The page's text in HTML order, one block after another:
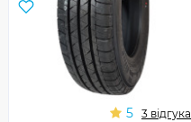
5 3 відгука